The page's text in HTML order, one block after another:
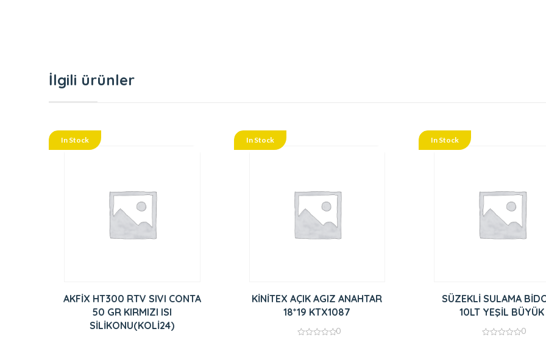
İlgili ürünler
In Stock
AKFİX HT300 RTV SIVI CONTA
50 GR KIRMIZI ISI
SİLİKONU(KOLİ24)
In Stock
KİNİTEX AÇIK AGIZ ANAHTAR
18*19 KTX1087
0
In Stock
SÜZEKLİ SULAMA
10LT YEŞİL BÜYÜK
0